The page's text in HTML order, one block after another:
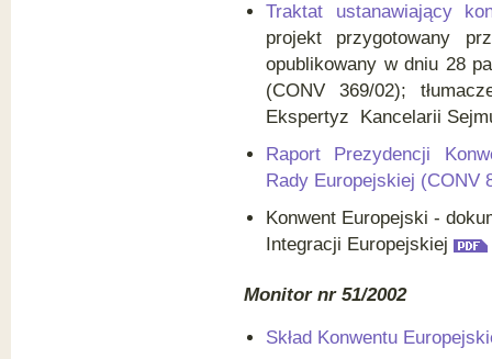
Traktat ustanawiający
projekt przygotowany
opublikowany w dniu 28
(CONV 369/02);
Ekspertyz Kancelarii
Raport Prezydencji
Rady Europejskiej (CONV
Konwent Europejski -
Integracji Europejskiej
Monitor nr 51/2002
Skład Konwentu